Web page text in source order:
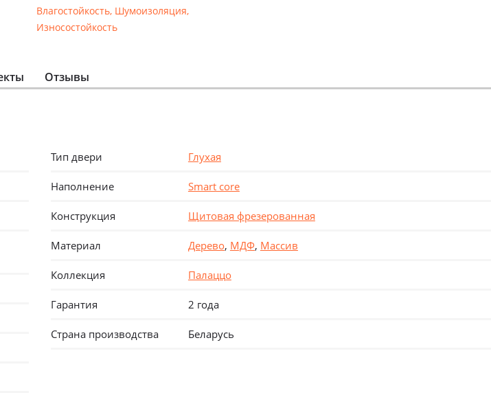
Влагостойкость, Шумоизоляция,
Износостойкость
Отзывы
Тип двери Глухая
Наполнение Smart core
Конструкция Щитовая фрезерованная
Материал Дерево, МДФ, Массив
Коллекция Палаццо
Гарантия 2 года
Страна производства Беларусь